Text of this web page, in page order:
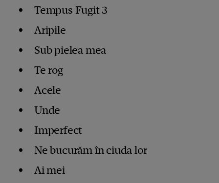
Tempus Fugit 3
Aripile
Sub pielea mea
Te rog
Acele
Unde
Imperfect
Ne bucurăm în ciuda lor
Ai mei